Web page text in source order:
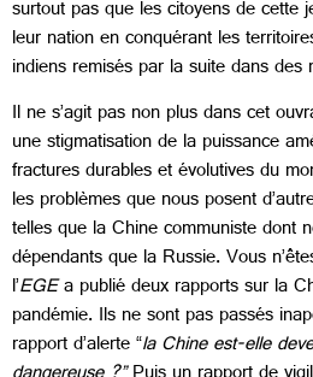
surtout pas que les citoyens de cette
leur nation en conquérant les
indiens remisés par la suite dans des
Il ne s’agit pas non plus dans cet
une stigmatisation de la puissance
fractures durables et évolutives du
les problèmes que nous posent
telles que la Chine communiste dont
dépendants que la Russie. Vous
l’EGEa publié deux rapports sur la
pandémie. Ils ne sont pas passés
rapport d’alerte “la Chine est-elle